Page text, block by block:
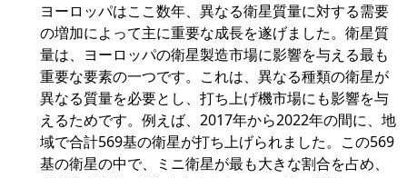
ヨーロッパはここ数年、異なる衛星質量に対する需要
の増加によって主に重要な成長を遂げました。衛星質
量は、ヨーロッパの衛星製造市場に影響を与える最も
重要な要素の一つです。これは、異なる種類の衛星が
異なる質量を必要とし、打ち上げ機市場にも影響を与
えるためです。例えば、2017年から2022年の間に、地
域で合計569基の衛星が打ち上げられました。この569
基の衛星の中で、ミニ衛星が最も大きな割合を占め、